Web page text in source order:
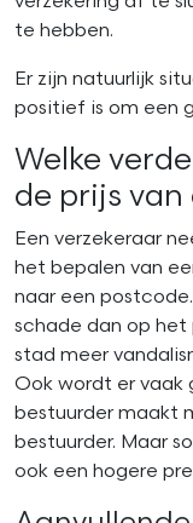
te hebben.
Er zijn natuurlijk
positief is om een
Welke
de prijs van
Een verzekeraar
het bepalen van
naar een
schade dan op het
stad meer
Ook wordt er vaak
bestuurder maakt
bestuurder. Maar
ook een hogere